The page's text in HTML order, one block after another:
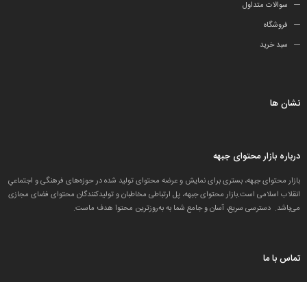
سوالات متداول
فروشگاه
سبد خرید
نشان ها
درباره بازار محتوای جبهه
بازار محتوای جبهه، بستری برای نمایش و عرضه محتوای تولید شده در حوزه‌های فرهنگی و اجتماعیِ
انقلاب اسلامی است.بازار محتوای جبهه، پل ارتباطی مخاطبان و تولید‌کنندگان محتوای فضای مجازی
می‌باشد. دسترسی سریع، آسان و جامع شما به به‌روزترین محتوا هدف ماست.
تماس با ما